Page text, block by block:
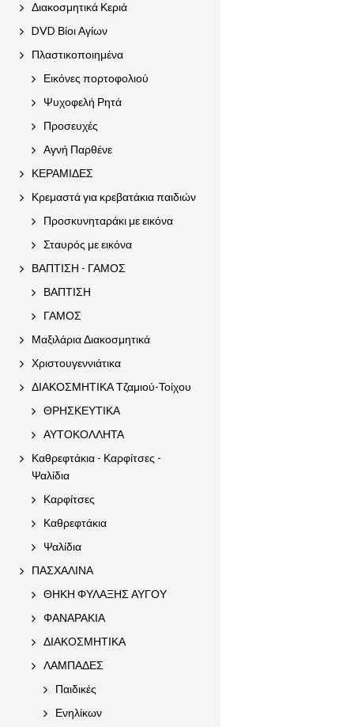
Διακοσμητικά Κεριά
DVD Βίοι Αγίων
Πλαστικοποιημένα
Εικόνες πορτοφολιού
Ψυχοφελή Ρητά
Προσευχές
Αγνή Παρθένε
ΚΕΡΑΜΙΔΕΣ
Κρεμαστά για κρεβατάκια παιδιών
Προσκυνηταράκι με εικόνα
Σταυρός με εικόνα
ΒΑΠΤΙΣΗ - ΓΑΜΟΣ
ΒΑΠΤΙΣΗ
ΓΑΜΟΣ
Μαξιλάρια Διακοσμητικά
Χριστουγεννιάτικα
ΔΙΑΚΟΣΜΗΤΙΚΑ Τζαμιού-Τοίχου
ΘΡΗΣΚΕΥΤΙΚΑ
ΑΥΤΟΚΟΛΛΗΤΑ
Καθρεφτάκια - Καρφίτσες -
Ψαλίδια
Καρφίτσες
Καθρεφτάκια
Ψαλίδια
ΠΑΣΧΑΛΙΝΑ
ΘΗΚΗ ΦΥΛΑΞΗΣ ΑΥΓΟΥ
ΦΑΝΑΡΑΚΙΑ
ΔΙΑΚΟΣΜΗΤΙΚΑ
ΛΑΜΠΑΔΕΣ
Παιδικές
Ενηλίκων